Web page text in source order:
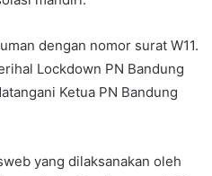
dengan nomor surat W11.
Lockdown PN Bandung
Ketua PN Bandung
yang dilaksanakan oleh